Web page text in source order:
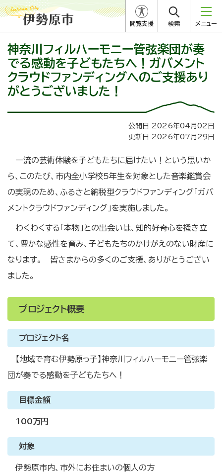
閲覧支援 検索 メニュー
神奈川フィルハーモニー管弦楽団が奏
でる感動を子どもたちへ！ガバメント
クラウドファンディングへのご支援あり
がとうございました！
公開日 2026年04月02日
更新日 2026年07月29日
一流の芸術体験を子どもたちに届けたい！という思いか
ら、このたび、市内全小学校5年生を対象とした音楽鑑賞会
の実現のため、ふるさと納税型クラウドファンディング「ガバ
メントクラウドファンディング」を実施しました。
わくわくする「本物」との出会いは、知的好奇心を掻き立
て、豊かな感性を育み、子どもたちのかけがえのない財産に
なります。 皆さまからの多くのご支援、ありがとうござい
ました。
プロジェクト概要
プロジェクト名
【地域で育む伊勢原っ子】神奈川フィルハーモニー管弦楽
団が奏でる感動を子どもたちへ！
目標金額
100万円
対象
伊勢原市内、市外にお住まいの個人の方